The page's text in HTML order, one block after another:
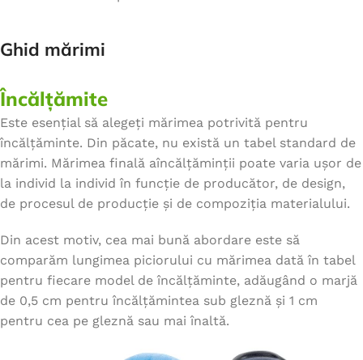
Ghid mărimi
Încălțămite
Este esențial să alegeți mărimea potrivită pentru
încălțăminte. Din păcate, nu există un tabel standard de
mărimi. Mărimea finală aîncălțăminții poate varia ușor de
la individ la individ în funcție de producător, de design,
de procesul de producție și de compoziția materialului.
Din acest motiv, cea mai bună abordare este să
comparăm lungimea piciorului cu mărimea dată în tabel
pentru fiecare model de încălțăminte, adăugând o marjă
de 0,5 cm pentru încălțămintea sub gleznă și 1 cm
pentru cea pe gleznă sau mai înaltă.